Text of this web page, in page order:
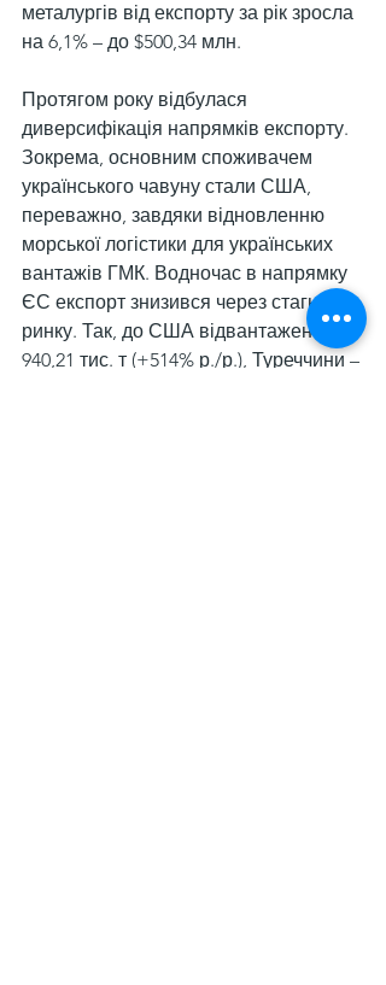
металургів від експорту за рік зросла
на 6,1% – до $500,34 млн.
Протягом року відбулася
диверсифікація напрямків експорту.
Зокрема, основним споживачем
українського чавуну стали США,
переважно, завдяки відновленню
морської логістики для українських
вантажів ГМК. Водночас в напрямку
ЄС експорт знизився через стагнацію
ринку. Так, до США відвантажено
940,21 тис. т (+514% р./р.), Туреччини –